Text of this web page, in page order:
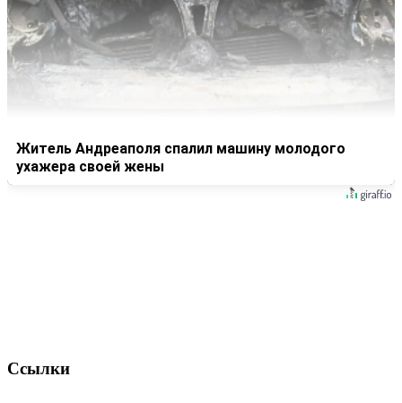
Житель Андреаполя спалил машину молодого
ухажера своей жены
Ссылки